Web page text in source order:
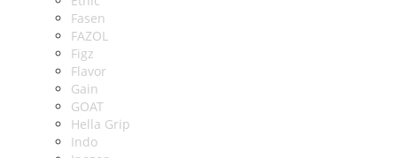
Fasen
FAZOL
Figz
Flavor
Gain
GOAT
Hella Grip
Indo